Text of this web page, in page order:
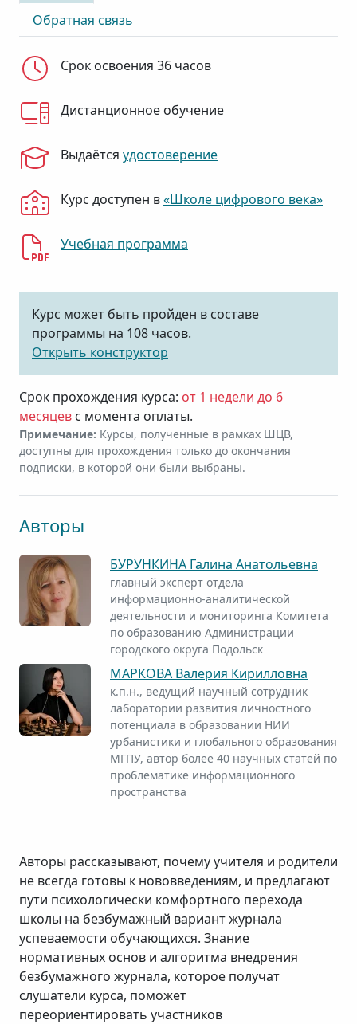
Обратная связь
Срок освоения 36 часов
Дистанционное обучение
Выдаётся удостоверение
Курс доступен в«Школе цифрового века»
Учебная программа
Курс может быть пройден в составе
программы на 108 часов.
Открыть конструктор
Срок прохождения курса: от 1 недели до 6
месяцев с момента оплаты.
Примечание: Курсы, полученные в рамках ШЦВ,
доступны для прохождения только до окончания
подписки, в которой они были выбраны.
Авторы
БУРУНКИНА Галина Анатольевна
главный эксперт отдела
информационно-аналитической
деятельности и мониторинга Комитета
по образованию Администрации
городского округа Подольск
МАРКОВА Валерия Кирилловна
к.п.н., ведущий научный сотрудник
лаборатории развития личностного
потенциала в образовании НИИ
урбанистики и глобального образования
МГПУ, автор более 40 научных статей по
проблематике информационного
пространства
Авторы рассказывают, почему учителя и родители
не всегда готовы к нововведениям, и предлагают
пути психологически комфортного перехода
школы на безбумажный вариант журнала
успеваемости обучающихся. Знание
нормативных основ и алгоритма внедрения
безбумажного журнала, которое получат
слушатели курса, поможет
переориентировать участников